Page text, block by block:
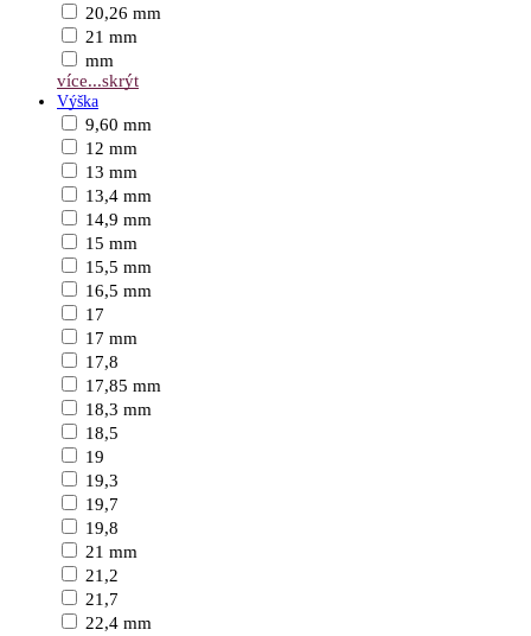
20,26 mm
21 mm
mm
více...skrýt
Výška
9,60 mm
12 mm
13 mm
13,4 mm
14,9 mm
15 mm
15,5 mm
16,5 mm
17
17 mm
17,8
17,85 mm
18,3 mm
18,5
19
19,3
19,7
19,8
21 mm
21,2
21,7
22,4 mm